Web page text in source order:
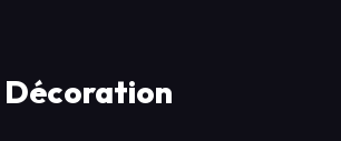
Décoration